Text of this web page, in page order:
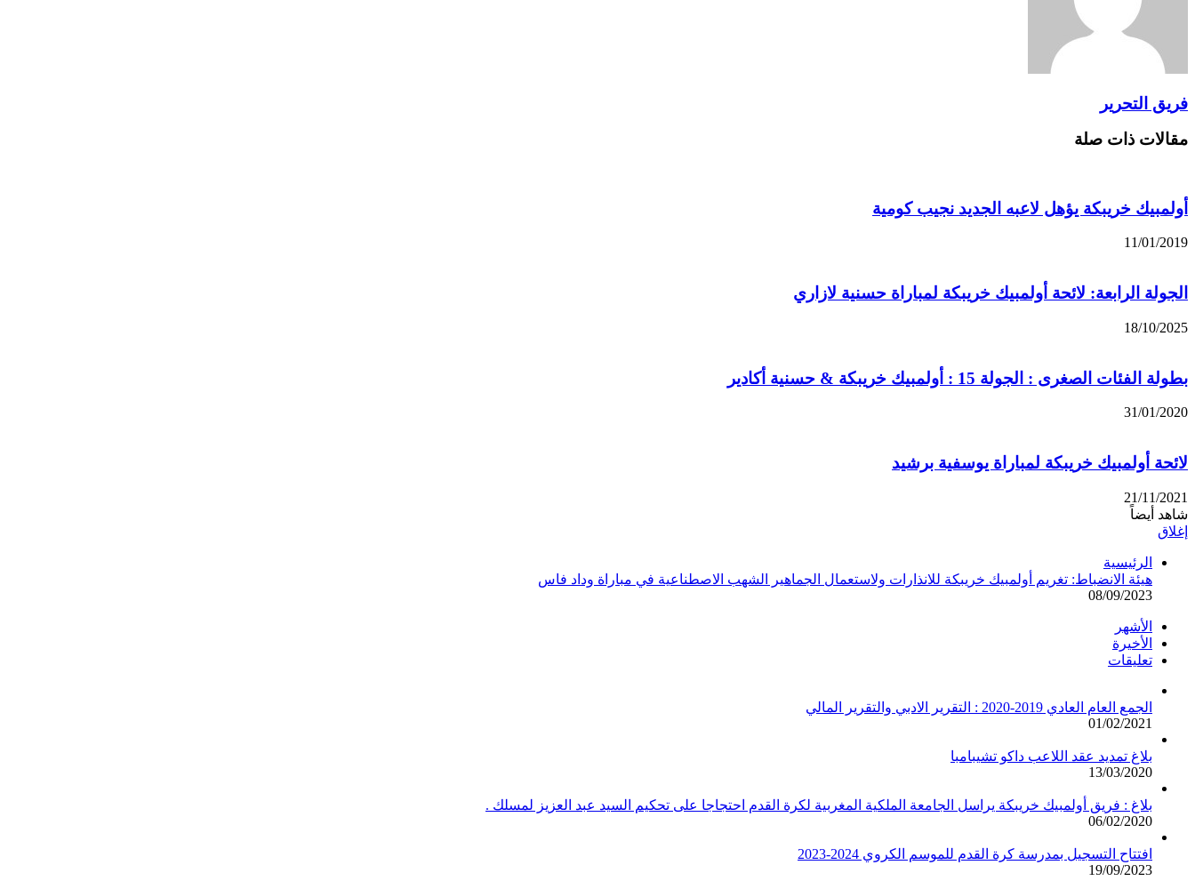
فريق التحرير
مقالات ذات صلة
أولمبيك خريبكة يؤهل لاعبه الجديد نجيب كومية
11/01/2019
الجولة الرابعة: لائحة أولمبيك خريبكة لمباراة حسنية لازاري
18/10/2025
بطولة الفئات الصغرى : الجولة 15 : أولمبيك خريبكة & حسنية أكادير
31/01/2020
لائحة أولمبيك خريبكة لمباراة يوسفية برشيد
21/11/2021
شاهد أيضاً
إغلاق
الرئيسية
هيئة الانضباط: تغريم أولمبيك خريبكة للانذارات ولاستعمال الجماهير الشهب الاصطناعية في مباراة وداد فاس
08/09/2023
الأشهر
الأخيرة
تعليقات
الجمع العام العادي 2019-2020 : التقرير الادبي والتقرير المالي
01/02/2021
بلاغ تمديد عقد اللاعب داكو تشيبامبا
13/03/2020
بلاغ : فريق أولمبيك خريبكة يراسل الجامعة الملكية المغربية لكرة القدم احتجاجا على تحكيم السيد عبد العزيز لمسلك .
06/02/2020
افتتاح التسجيل بمدرسة كرة القدم للموسم الكروي 2024-2023
19/09/2023